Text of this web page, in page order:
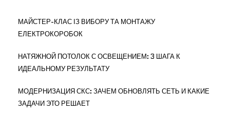
МАЙСТЕР-КЛАС ІЗ ВИБОРУ ТА МОНТАЖУ
ЕЛЕКТРОКОРОБОК
НАТЯЖНОЙ ПОТОЛОК С ОСВЕЩЕНИЕМ: 3 ШАГА К
ИДЕАЛЬНОМУ РЕЗУЛЬТАТУ
МОДЕРНИЗАЦИЯ СКС: ЗАЧЕМ ОБНОВЛЯТЬ СЕТЬ И КАКИЕ
ЗАДАЧИ ЭТО РЕШАЕТ